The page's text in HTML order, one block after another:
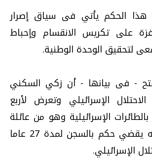
الحكم يأتي فى سياق إصرار
على تكريس الانقسام وإحباط
لتحقيق الوحدة الوطنية.
- فى بيانها - أن زكي السكني
الإسرائيلي وتعرض لأربع
الإسرائيلية وهو من عائلة
مناضلة وشقيقه يقضي حكم بالسجن لمدة 27 عاما
الإسرائيلي.